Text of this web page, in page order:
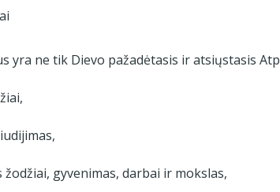
yra ne tik Dievo pažadėtasis ir atsiųstasis
žodžiai, gyvenimas, darbai ir mokslas,